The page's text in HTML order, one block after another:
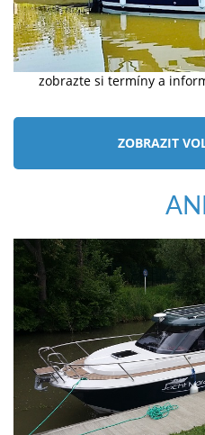
zobrazte si termíny a
ZOBRAZIT